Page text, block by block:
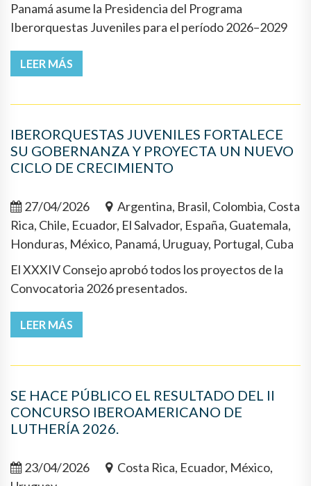
Panamá asume la Presidencia del Programa
Iberorquestas Juveniles para el período 2026–2029
LEER MÁS
IBERORQUESTAS JUVENILES FORTALECE
SU GOBERNANZA Y PROYECTA UN NUEVO
CICLO DE CRECIMIENTO
27/04/2026
Argentina, Brasil, Colombia, Costa
Rica, Chile, Ecuador, El Salvador, España, Guatemala,
Honduras, México, Panamá, Uruguay, Portugal, Cuba
El XXXIV Consejo aprobó todos los proyectos de la
Convocatoria 2026 presentados.
LEER MÁS
SE HACE PÚBLICO EL RESULTADO DEL II
CONCURSO IBEROAMERICANO DE
LUTHERÍA 2026.
23/04/2026
Costa Rica, Ecuador, México,